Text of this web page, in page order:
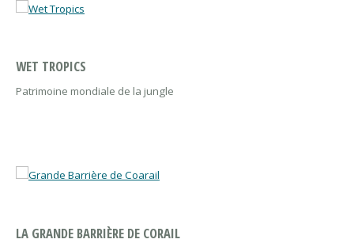
WET TROPICS
Patrimoine mondiale de la jungle
LA GRANDE BARRIÈRE DE CORAIL